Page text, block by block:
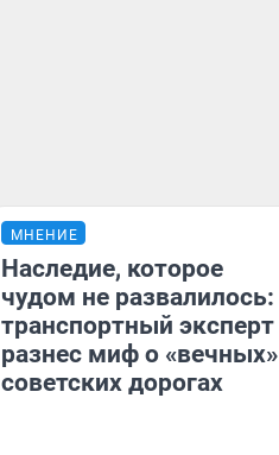
МНЕНИЕ
Наследие, которое
чудом не развалилось:
транспортный эксперт
разнес миф о «вечных»
советских дорогах